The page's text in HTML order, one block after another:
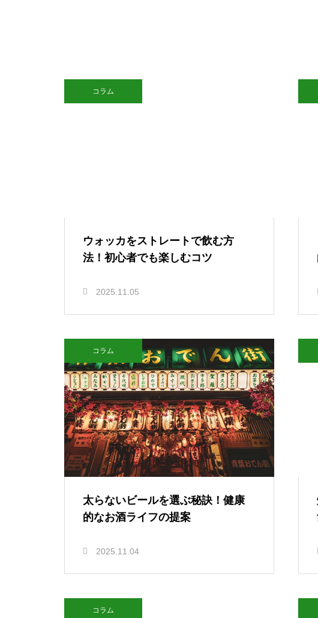
コラム
ウォッカをストレートで飲む方
法！初心者でも楽しむコツ
2025.11.05
コラム
太らないビールを選ぶ秘訣！健康
的なお酒ライフの提案
2025.11.04
コラム